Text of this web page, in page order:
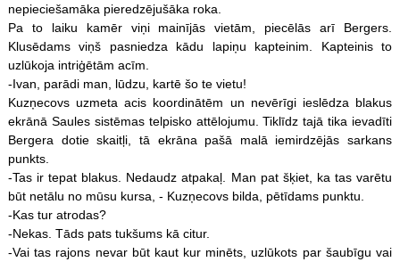
nepieciešamāka pieredzējušāka roka.
Pa to laiku kamēr viņi mainījās vietām, piecēlās arī Bergers.
Klusēdams viņš pasniedza kādu lapiņu kapteinim. Kapteinis to
uzlūkoja intriģētām acīm.
-Ivan, parādi man, lūdzu, kartē šo te vietu!
Kuzņecovs uzmeta acis koordinātēm un nevērīgi ieslēdza blakus
ekrānā Saules sistēmas telpisko attēlojumu. Tiklīdz tajā tika ievadīti
Bergera dotie skaitļi, tā ekrāna pašā malā iemirdzējās sarkans
punkts.
-Tas ir tepat blakus. Nedaudz atpakaļ. Man pat šķiet, ka tas varētu
būt netālu no mūsu kursa, - Kuzņecovs bilda, pētīdams punktu.
-Kas tur atrodas?
-Nekas. Tāds pats tukšums kā citur.
-Vai tas rajons nevar būt kaut kur minēts, uzlūkots par šaubīgu vai